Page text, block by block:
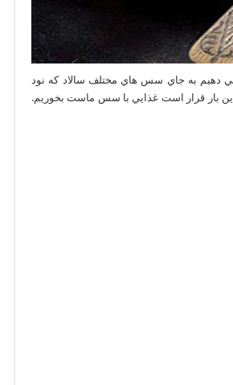
مي دهيم به جاي سس هاي مختلف سالاد كه نود
بار قرار است غذايي با سس ماست بخوريم.